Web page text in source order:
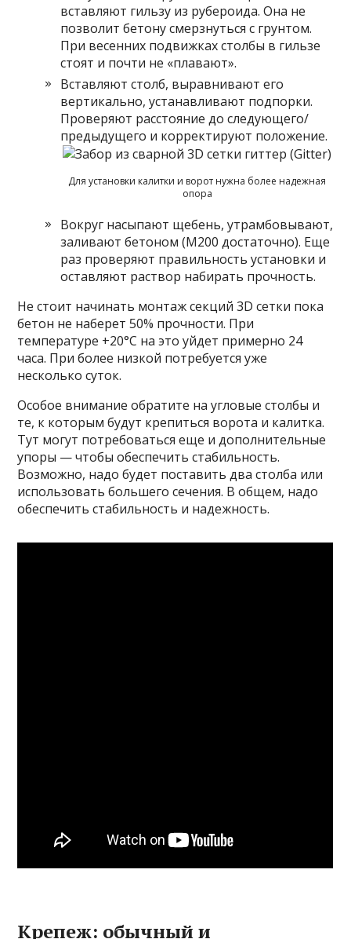
вставляют гильзу из рубероида. Она не
позволит бетону смерзнуться с грунтом.
При весенних подвижках столбы в гильзе
стоят и почти не «плавают».
Вставляют столб, выравнивают его
вертикально, устанавливают подпорки.
Проверяют расстояние до следующего/
предыдущего и корректируют положение.
Для установки калитки и ворот нужна более надежная
опора
Вокруг насыпают щебень, утрамбовывают,
заливают бетоном (М200 достаточно). Еще
раз проверяют правильность установки и
оставляют раствор набирать прочность.
Не стоит начинать монтаж секций 3D сетки пока
бетон не наберет 50% прочности. При
температуре +20°C на это уйдет примерно 24
часа. При более низкой потребуется уже
несколько суток.
Особое внимание обратите на угловые столбы и
те, к которым будут крепиться ворота и калитка.
Тут могут потребоваться еще и дополнительные
упоры — чтобы обеспечить стабильность.
Возможно, надо будет поставить два столба или
использовать большего сечения. В общем, надо
обеспечить стабильность и надежность.
Крепеж: обычный и